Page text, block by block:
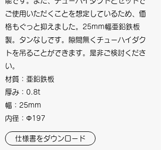
ご使用いただくことを想定しているため、価
格もぐっと抑えました。25mm幅亜鉛鉄板
製。タンなしです。隙間無くチューハイダク
トを吊ることができます。是非ご検討くださ
い。
材質：亜鉛鉄板
厚み：0.8t
幅：25mm
​内径：Φ197
仕様書をダウンロード